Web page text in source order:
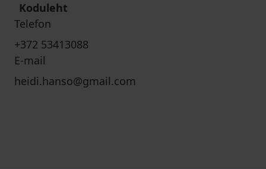
Koduleht
Telefon
+372 53413088
E-mail
heidi.hanso@gmail.com